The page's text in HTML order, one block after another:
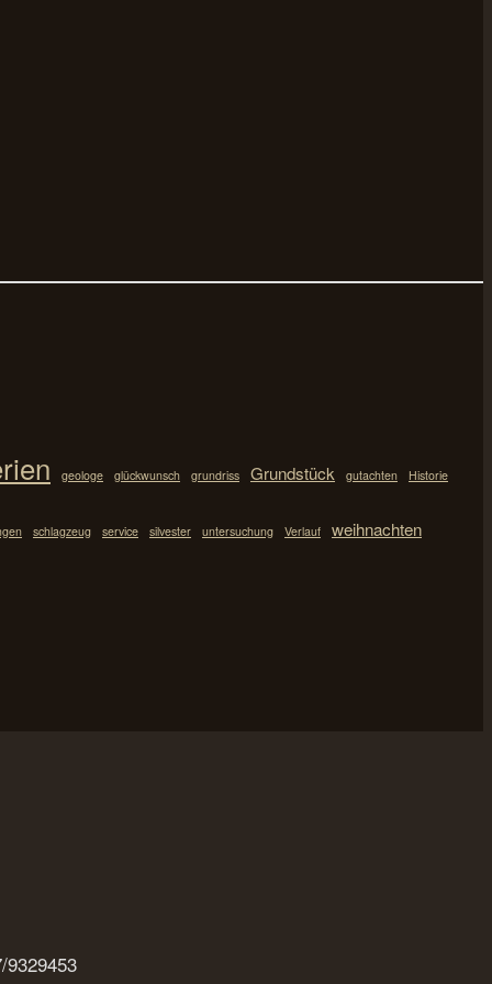
geologe glückwunsch grundriss Grundstück gutachten Historie
schlagzeug service silvester untersuchung Verlauf weihnachten